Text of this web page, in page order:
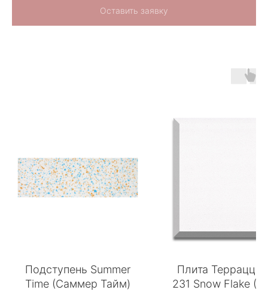
Оставить заявку
Подступень Summer
Time (Саммер Тайм)
Плита Терраццо
231 Snow Flake